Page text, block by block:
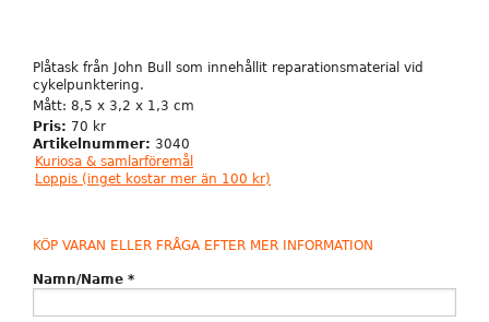
Plåtask från John Bull som innehållit reparationsmaterial vid
cykelpunktering.
Mått: 8,5 x 3,2 x 1,3 cm
Pris: 70 kr
Artikelnummer: 3040
Kuriosa & samlarföremål
Loppis (inget kostar mer än 100 kr)
KÖP VARAN ELLER FRÅGA EFTER MER INFORMATION
Namn/Name *